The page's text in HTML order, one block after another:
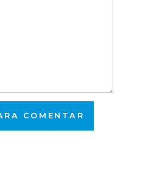
COMENTAR